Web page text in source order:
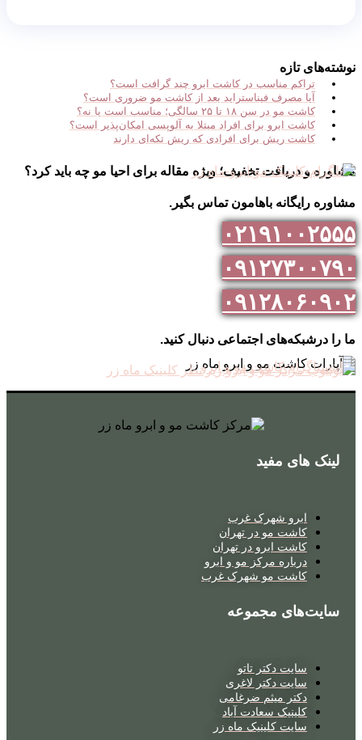
نوشته‌های تازه
تراکم مناسب در کاشت ابرو چند گرافت است؟
آیا مصرف فیناستراید بعد از کاشت مو ضروری است؟
کاشت مو در سن ۱۸ تا ۲۵ سالگی؛ مناسب است یا نه؟
کاشت ابرو برای افراد مبتلا به آلوپسی امکان‌پذیر است؟
کاشت ریش برای افرادی که ریش تکه‌ای دارند
مشاوره و دریافت تخفیف؛ ویژه مقاله برای احیا مو چه باید کرد؟
مشاوره رایگانه باهامون تماس بگیر.
۰۲۱۹۱۰۰۲۵۵۵
۰۹۱۲۷۳۰۰۷۹۰
۰۹۱۲۸۰۶۰۹۰۲
ما را درشبکه‌های اجتماعی دنبال کنید.
لینک های مفید
ابرو شهرک غرب
کاشت مو در تهران
کاشت ابرو در تهران
درباره مرکز مو و ابرو
کاشت مو شهرک غرب
سایت‌های مجموعه
سایت دکتر تاتو
سایت دکتر لاغری
دکتر میثم ضرغامی
کلینیک سعادت آباد
سایت کلینیک ماه زر